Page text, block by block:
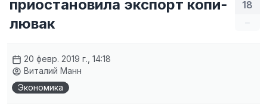
18
–
приостановила экспорт копи-
лювак
20 февр. 2019 г., 14:18
Виталий Манн
Экономика